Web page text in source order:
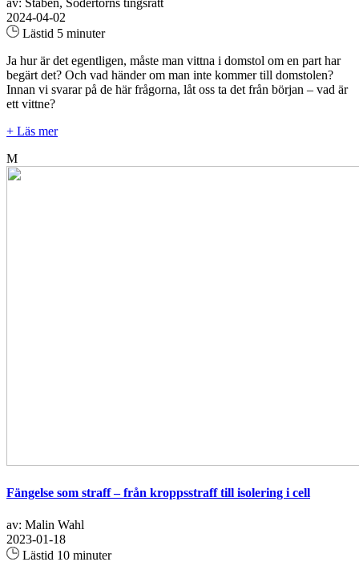
av: Staben, Södertörns tingsrätt
2024-04-02
Lästid 5 minuter
Ja hur är det egentligen, måste man vittna i domstol om en part har
begärt det? Och vad händer om man inte kommer till domstolen?
Innan vi svarar på de här frågorna, låt oss ta det från början – vad är
ett vittne?
+ Läs mer
M
Fängelse som straff – från kroppsstraff till isolering i cell
av: Malin Wahl
2023-01-18
Lästid 10 minuter